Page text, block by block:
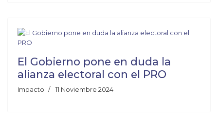
El Gobierno pone en duda la
alianza electoral con el PRO
Impacto 11 Noviembre 2024